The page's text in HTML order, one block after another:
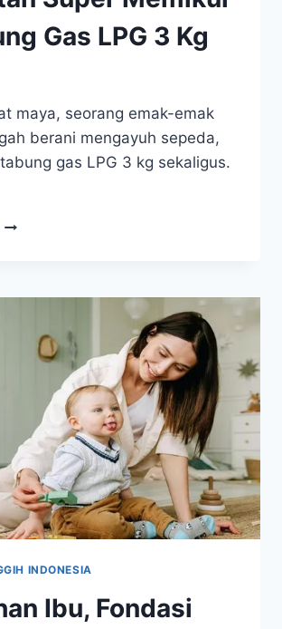
Gas LPG 3 Kg
maya, seorang emak-emak
berani mengayuh sepeda,
gas LPG 3 kg sekaligus.
AKSI
MEMIKUL
KG
INDONESIA
Ibu, Fondasi